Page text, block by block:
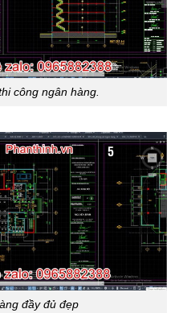
công ngân hàng.
đầy đủ đẹp